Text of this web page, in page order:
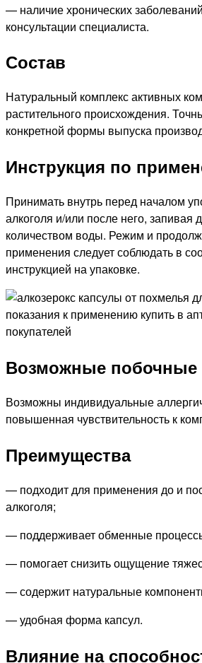
— наличие хронических
консультации специалиста.
Состав
Натуральный комплекс активных
растительного происхождения.
конкретной формы выпуска
Инструкция по
Принимать внутрь перед началом
алкоголя и/или после него, запивая
количеством воды. Режим и
применения следует соблюдать в
инструкцией на упаковке.
Возможные
Возможны индивидуальные
повышенная чувствительность к
Преимущества
— подходит для применения до и
алкоголя;
— поддерживает обменные
— помогает снизить ощущение
— содержит натуральные
— удобная форма капсул.
Влияние на